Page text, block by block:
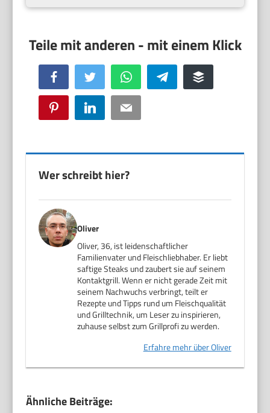
Facebook Twitter WhatsApp Telegram Buffer
Pinterest LinkedIn Email
Wer schreibt hier?
Oliver
Oliver, 36, ist leidenschaftlicher
Familienvater und Fleischliebhaber. Er liebt
saftige Steaks und zaubert sie auf seinem
Kontaktgrill. Wenn er nicht gerade Zeit mit
seinem Nachwuchs verbringt, teilt er
Rezepte und Tipps rund um Fleischqualität
und Grilltechnik, um Leser zu inspirieren,
zuhause selbst zum Grillprofi zu werden.
Erfahre mehr über Oliver
Ähnliche Beiträge: